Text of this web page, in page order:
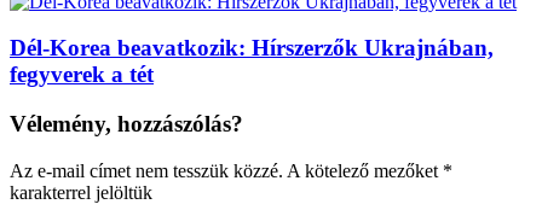
Dél-Korea beavatkozik: Hírszerzők Ukrajnában,
fegyverek a tét
Vélemény, hozzászólás?
Az e-mail címet nem tesszük közzé. A kötelező mezőket *
karakterrel jelöltük